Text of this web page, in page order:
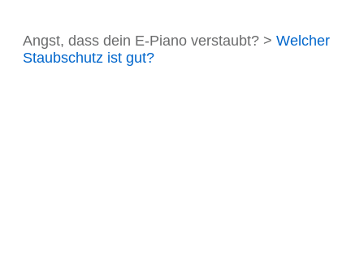
Angst, dass dein E-Piano verstaubt? > Welcher
Staubschutz ist gut?